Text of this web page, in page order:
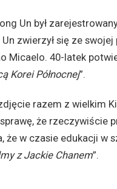
Un był
Un zwierzył się ze
Micaelo. 40-latek
Korei Północnej”.
razem z wielkim
że rzeczywiście
że w czasie edukacji w
z Jackie Chanem”.